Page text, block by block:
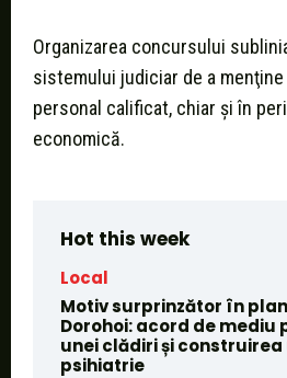
Organizarea concursului
sistemului judiciar de a
personal calificat, chiar şi în
economică.
Hot this week
Local
Motiv surprinzător în
Dorohoi: acord de
unei clădiri și
psihiatrie